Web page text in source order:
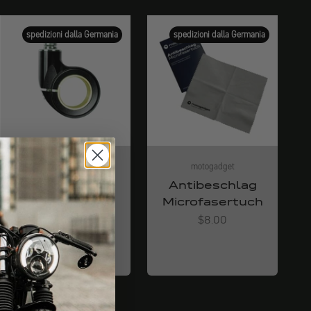
spedizioni dalla Germania
motogadget
mo.view flip
clamp
Angebot
$55.00
spedizioni dalla Germania
motogadget
Antibeschlag
Microfasertuch
Angebot
$8.00